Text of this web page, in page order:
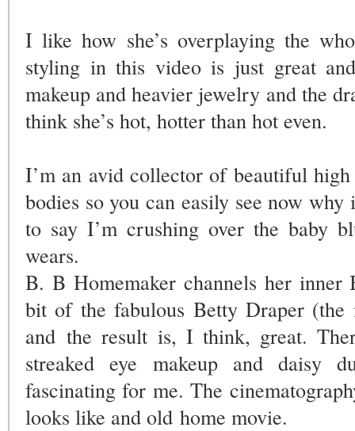
I like how she’s overplaying the
styling in this video is just great
makeup and heavier jewelry and the
think she’s hot, hotter than hot even.
I’m an avid collector of beautiful
bodies so you can easily see now
to say I’m crushing over the baby
wears.
B. B Homemaker channels her inner
bit of the fabulous Betty Draper (the
and the result is, I think, great.
streaked eye makeup and daisy
fascinating for me. The
looks like and old home movie.